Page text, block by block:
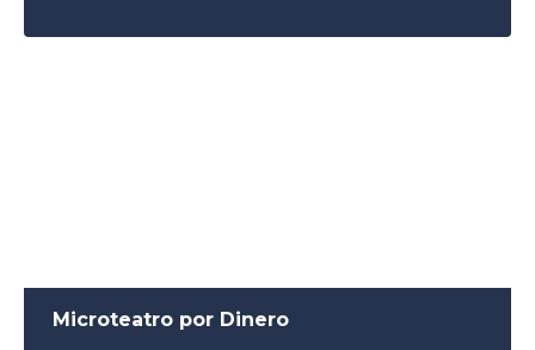
Microteatro por Dinero